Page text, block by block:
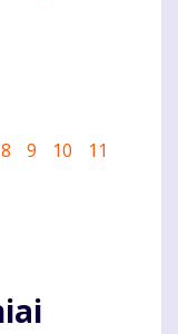
Puslapis
8 Puslapis
9 Puslapis
10 Puslapis
11